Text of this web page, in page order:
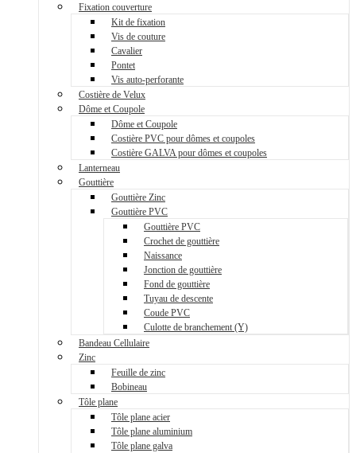
Fixation couverture
Kit de fixation
Vis de couture
Cavalier
Pontet
Vis auto-perforante
Costière de Velux
Dôme et Coupole
Dôme et Coupole
Costière PVC pour dômes et coupoles
Costière GALVA pour dômes et coupoles
Lanterneau
Gouttière
Gouttière Zinc
Gouttière PVC
Gouttière PVC
Crochet de gouttière
Naissance
Jonction de gouttière
Fond de gouttière
Tuyau de descente
Coude PVC
Culotte de branchement (Y)
Bandeau Cellulaire
Zinc
Feuille de zinc
Bobineau
Tôle plane
Tôle plane acier
Tôle plane aluminium
Tôle plane galva